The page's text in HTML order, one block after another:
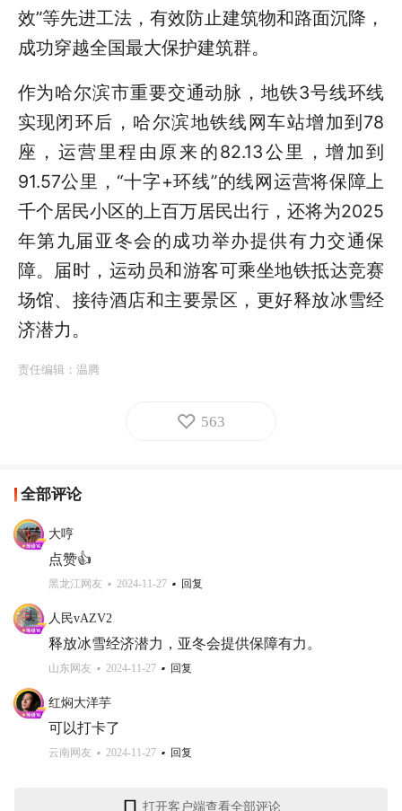
效”等先进工法，有效防止建筑物和路面沉降，
成功穿越全国最大保护建筑群。
作为哈尔滨市重要交通动脉，地铁3号线环线
实现闭环后，哈尔滨地铁线网车站增加到78
座，运营里程由原来的82.13公里，增加到
91.57公里，“十字+环线”的线网运营将保障上
千个居民小区的上百万居民出行，还将为2025
年第九届亚冬会的成功举办提供有力交通保
障。届时，运动员和游客可乘坐地铁抵达竞赛
场馆、接待酒店和主要景区，更好释放冰雪经
济潜力。
责任编辑： 温腾
563
全部评论
大哼
点赞👍
黑龙江网友 2024-11-27 回复
人民vAZV2
释放冰雪经济潜力，亚冬会提供保障有力。
山东网友 2024-11-27 回复
红焖大洋芋
可以打卡了
云南网友 2024-11-27 回复
打开客户端查看全部评论